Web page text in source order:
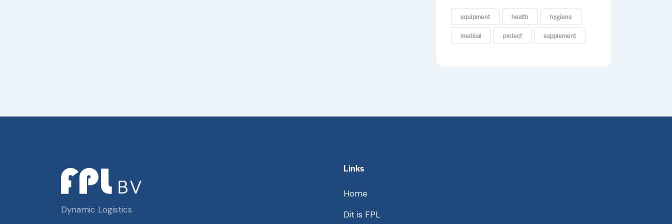
equipment health hygiene
medical protect supplement
Dynamic Logistics
Links
Home
Dit is FPL